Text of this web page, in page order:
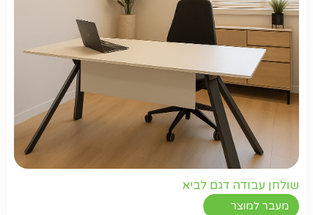
שולחן עבודה דגם לביא
מעבר למוצר